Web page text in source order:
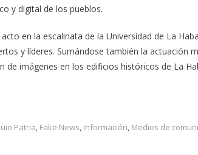
y digital de los pueblos.
en la escalinata de la Universidad de La
y líderes. Sumándose también la actuación
de imágenes en los edificios históricos de La
Patria, Fake News, Información, Medios de